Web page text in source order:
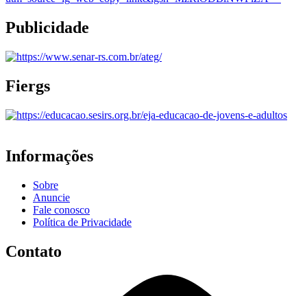
Publicidade
Fiergs
Informações
Sobre
Anuncie
Fale conosco
Política de Privacidade
Contato